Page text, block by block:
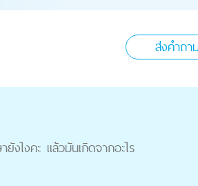
ส่งคำถ
งไงคะ แล้วมันเกิดจากอะไร